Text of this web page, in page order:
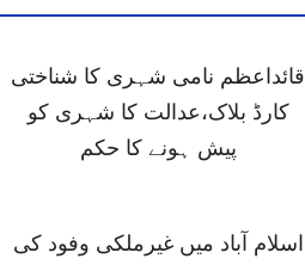
قائداعظم نامی شہری کا شناختی
کارڈ بلاک،عدالت کا شہری کو
پیش ہونے کا حکم
اسلام آباد میں غیرملکی وفود کی